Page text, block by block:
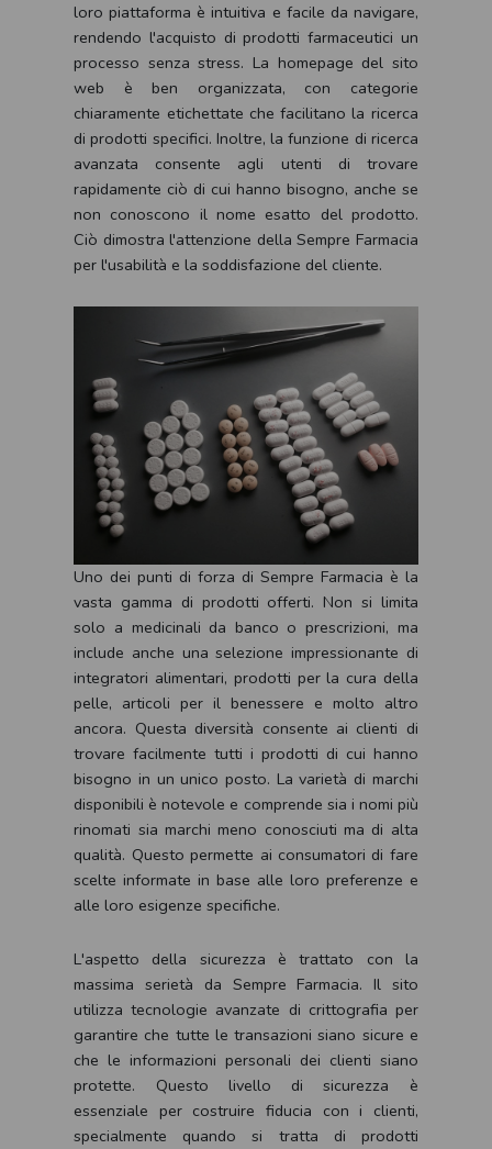
loro piattaforma è intuitiva e facile da navigare,
rendendo l'acquisto di prodotti farmaceutici un
processo senza stress. La homepage del sito
web è ben organizzata, con categorie
chiaramente etichettate che facilitano la ricerca
di prodotti specifici. Inoltre, la funzione di ricerca
avanzata consente agli utenti di trovare
rapidamente ciò di cui hanno bisogno, anche se
non conoscono il nome esatto del prodotto.
Ciò dimostra l'attenzione della Sempre Farmacia
per l'usabilità e la soddisfazione del cliente.
Uno dei punti di forza di Sempre Farmacia è la
vasta gamma di prodotti offerti. Non si limita
solo a medicinali da banco o prescrizioni, ma
include anche una selezione impressionante di
integratori alimentari, prodotti per la cura della
pelle, articoli per il benessere e molto altro
ancora. Questa diversità consente ai clienti di
trovare facilmente tutti i prodotti di cui hanno
bisogno in un unico posto. La varietà di marchi
disponibili è notevole e comprende sia i nomi più
rinomati sia marchi meno conosciuti ma di alta
qualità. Questo permette ai consumatori di fare
scelte informate in base alle loro preferenze e
alle loro esigenze specifiche.
L'aspetto della sicurezza è trattato con la
massima serietà da Sempre Farmacia. Il sito
utilizza tecnologie avanzate di crittografia per
garantire che tutte le transazioni siano sicure e
che le informazioni personali dei clienti siano
protette. Questo livello di sicurezza è
essenziale per costruire fiducia con i clienti,
specialmente quando si tratta di prodotti